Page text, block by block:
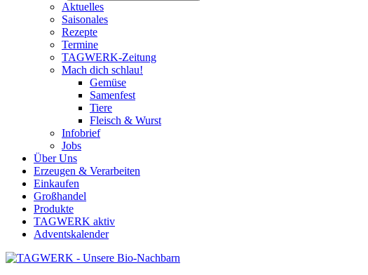
Aktuelles
Saisonales
Rezepte
Termine
TAGWERK-Zeitung
Mach dich schlau!
Gemüse
Samenfest
Tiere
Fleisch & Wurst
Infobrief
Jobs
Über Uns
Erzeugen & Verarbeiten
Einkaufen
Großhandel
Produkte
TAGWERK aktiv
Adventskalender